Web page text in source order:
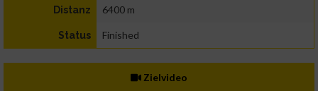
Distanz 6400 m
Status Finished
Zielvideo